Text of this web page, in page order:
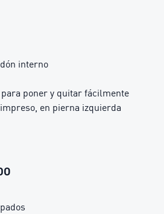
interno
poner y quitar fácilmente
en pierna izquierda